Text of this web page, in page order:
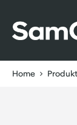
Home